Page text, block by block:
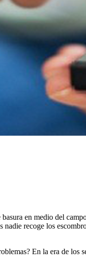
en medio del
nadie recoge los
En la era de